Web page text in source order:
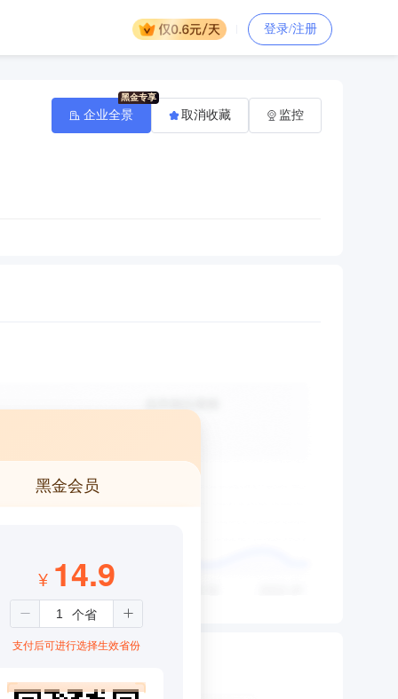
登录/注册
企业全景 取消收藏 监控
黑金会员
¥ 14.9
支付后可进行选择生效省份